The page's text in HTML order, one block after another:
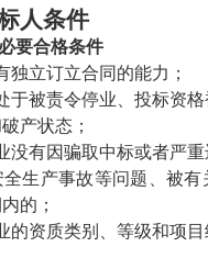
人条件
要合格条件
独立订立合同的能力；
于被责令停业、投标资
产状态；
没有因骗取中标或者严
生产事故等问题、被有
的；
的资质类别、等级和项